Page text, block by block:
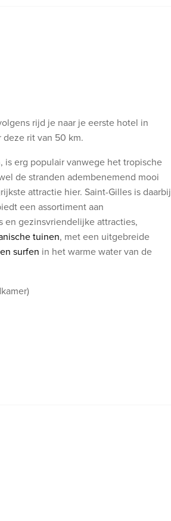
rijd je naar je eerste hotel in
rit van 50 km.
is erg populair vanwege het tropische
de stranden adembenemend mooi
attractie hier. Saint-Gilles is daarbij
een assortiment aan
en gezinsvriendelijke attracties,
tuinen, met een uitgebreide
surfen in het warme water van de